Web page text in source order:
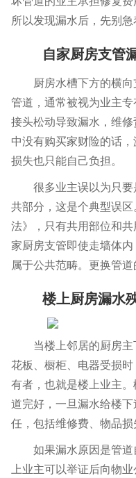
所以发现漏水后，先别急
自家厨房支管
厨房水槽下方的横
管道，通常被视为业主专
接头松动导致漏水，维
中没有购买家财险的话
损失也只能自己负担。
很多业主误以为只
共部分，这是个典型误
法》，只有共用部位和
家厨房支管即使走墙体
属于公共范畴。更换管道
楼上厨房漏水
当楼上邻居的厨房
花板、橱柜、电器受损
有者，也就是楼上业主
道完好，一旦漏水给楼
任，包括维修费、物品损
如果漏水原因是管
上业主可以举证后向物